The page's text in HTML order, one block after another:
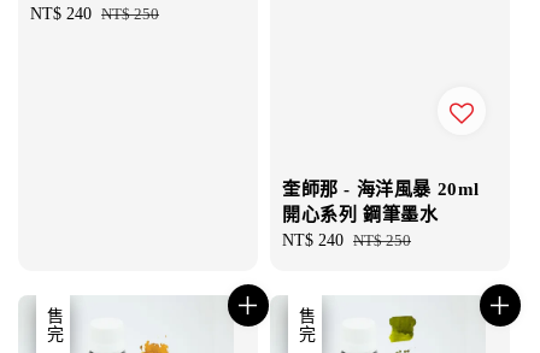
Sale
NT$ 240 Regular
NT$ 250
奎師那 - 海洋風暴 20ml
開心系列 鋼筆墨水
Sale
NT$ 240 Regular
NT$ 250
優惠
售完 優惠
售完